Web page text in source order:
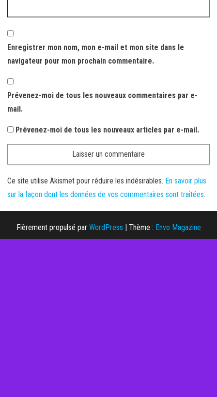
Enregistrer mon nom, mon e-mail et mon site dans le
navigateur pour mon prochain commentaire.
Prévenez-moi de tous les nouveaux commentaires par e-
mail.
Prévenez-moi de tous les nouveaux articles par e-mail.
Ce site utilise Akismet pour réduire les indésirables. En savoir plus
sur la façon dont les données de vos commentaires sont traitées.
Fièrement propulsé par WordPress | Thème : Envo Magazine